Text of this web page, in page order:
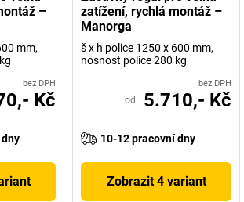
–
mm,
bez DPH
Kč
zatížení, rychlá montáž –
Manorga
š x h police 1250 x 600 mm,
nosnost police 280 kg
bez DPH
od 5.710,- Kč
10-12 pracovní dny
Zobrazit 4 variant